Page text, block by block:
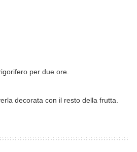
per due ore.
decorata con il resto della frutta.